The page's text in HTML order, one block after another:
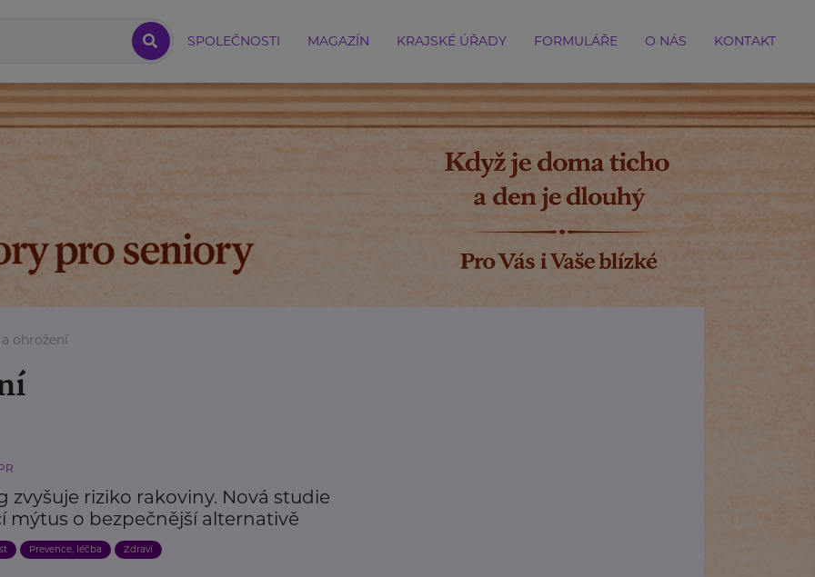
SPOLEČNOSTI MAGAZÍN KRAJSKÉ ÚŘADY FORMULÁŘE O NÁS KONTAKT
ohrožení
zvyšuje riziko rakoviny. Nová studie
mýtus o bezpečnější alternativě
Prevence, léčba Zdraví